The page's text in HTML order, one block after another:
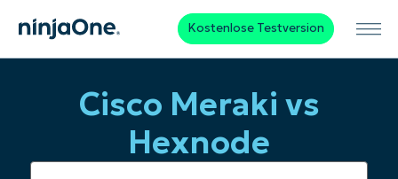
Kostenlose Testversion
Cisco Meraki vs
Hexnode